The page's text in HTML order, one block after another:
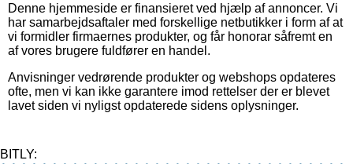
Denne hjemmeside er finansieret ved hjælp af annoncer. Vi
har samarbejdsaftaler med forskellige netbutikker i form af at
vi formidler firmaernes produkter, og får honorar såfremt en
af vores brugere fuldfører en handel.
Anvisninger vedrørende produkter og webshops opdateres
ofte, men vi kan ikke garantere imod rettelser der er blevet
lavet siden vi nyligst opdaterede sidens oplysninger.
BITLY: